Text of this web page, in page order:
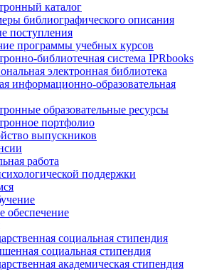
каталог
библиографического описания
поступления
программы учебных курсов
библиотечная система IPRbooks
электронная библиотека
информационно-образовательная
образовательные ресурсы
портфолио
выпускников
работа
поддержки
обеспечение
социальная стипендия
социальная стипендия
академическая стипендия